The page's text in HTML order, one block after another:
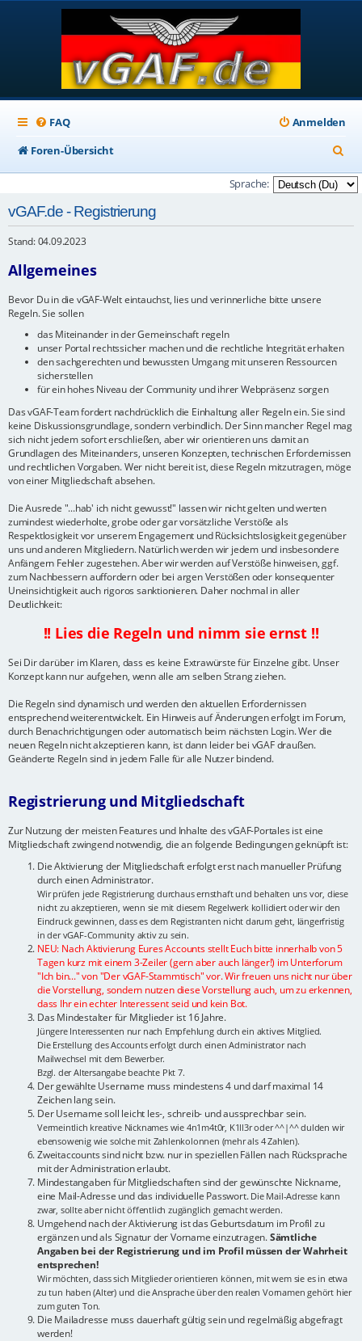
FAQ
Anmelden
Foren-Übersicht
u
c
Sprache:
vGAF.de - Registrierung
Stand: 04.09.2023
Allgemeines
Bevor Du in die vGAF-Welt eintauchst, lies und verinnerliche bitte unsere
Regeln. Sie sollen
das Miteinander in der Gemeinschaft regeln
unser Portal rechtssicher machen und die rechtliche Integrität erhalten
den sachgerechten und bewussten Umgang mit unseren Ressourcen
sicherstellen
für ein hohes Niveau der Community und ihrer Webpräsenz sorgen
Das vGAF-Team fordert nachdrücklich die Einhaltung aller Regeln ein. Sie sind
keine Diskussionsgrundlage, sondern verbindlich. Der Sinn mancher Regel mag
sich nicht jedem sofort erschließen, aber wir orientieren uns damit an
Grundlagen des Miteinanders, unseren Konzepten, technischen Erfordernissen
und rechtlichen Vorgaben. Wer nicht bereit ist, diese Regeln mitzutragen, möge
von einer Mitgliedschaft absehen.
Die Ausrede "...hab' ich nicht gewusst!" lassen wir nicht gelten und werten
zumindest wiederholte, grobe oder gar vorsätzliche Verstöße als
Respektlosigkeit vor unserem Engagement und Rücksichtslosigkeit gegenüber
uns und anderen Mitgliedern. Natürlich werden wir jedem und insbesondere
Anfängern Fehler zugestehen. Aber wir werden auf Verstöße hinweisen, ggf.
zum Nachbessern auffordern oder bei argen Verstößen oder konsequenter
Uneinsichtigkeit auch rigoros sanktionieren. Daher nochmal in aller
Deutlichkeit:
!! Lies die Regeln und nimm sie ernst !!
Sei Dir darüber im Klaren, dass es keine Extrawürste für Einzelne gibt. Unser
Konzept kann nur aufgehen, wenn alle am selben Strang ziehen.
Die Regeln sind dynamisch und werden den aktuellen Erfordernissen
entsprechend weiterentwickelt. Ein Hinweis auf Änderungen erfolgt im Forum,
durch Benachrichtigungen oder automatisch beim nächsten Login. Wer die
neuen Regeln nicht akzeptieren kann, ist dann leider bei vGAF draußen.
Geänderte Regeln sind in jedem Falle für alle Nutzer bindend.
Registrierung und Mitgliedschaft
Zur Nutzung der meisten Features und Inhalte des vGAF-Portales ist eine
Mitgliedschaft zwingend notwendig, die an folgende Bedingungen geknüpft ist:
Die Aktivierung der Mitgliedschaft erfolgt erst nach manueller Prüfung
durch einen Administrator.
Wir prüfen jede Registrierung durchaus ernsthaft und behalten uns vor, diese
nicht zu akzeptieren, wenn sie mit diesem Regelwerk kollidiert oder wir den
Eindruck gewinnen, dass es dem Registranten nicht darum geht, längerfristig
in der vGAF-Community aktiv zu sein.
NEU: Nach Aktivierung Eures Accounts stellt Euch bitte innerhalb von 5
Tagen kurz mit einem 3-Zeiler (gern aber auch länger!) im Unterforum
"Ich bin..." von "Der vGAF-Stammtisch" vor. Wir freuen uns nicht nur über
die Vorstellung, sondern nutzen diese Vorstellung auch, um zu erkennen,
dass Ihr ein echter Interessent seid und kein Bot.
Das Mindestalter für Mitglieder ist 16 Jahre.
Jüngere Interessenten nur nach Empfehlung durch ein aktives Mitglied.
Die Erstellung des Accounts erfolgt durch einen Administrator nach
Mailwechsel mit dem Bewerber.
Bzgl. der Altersangabe beachte Pkt 7.
Der gewählte Username muss mindestens 4 und darf maximal 14
Zeichen lang sein.
Der Username soll leicht les-, schreib- und aussprechbar sein.
Vermeintlich kreative Nicknames wie 4n1m4t0r, K1ll3r oder ^^|^^ dulden wir
ebensowenig wie solche mit Zahlenkolonnen (mehr als 4 Zahlen).
Zweitaccounts sind nicht bzw. nur in speziellen Fällen nach Rücksprache
mit der Administration erlaubt.
Mindestangaben für Mitgliedschaften sind der gewünschte Nickname,
eine Mail-Adresse und das individuelle Passwort. Die Mail-Adresse kann
zwar, sollte aber nicht öffentlich zugänglich gemacht werden.
Umgehend nach der Aktivierung ist das Geburtsdatum im Profil zu
ergänzen und als Signatur der Vorname einzutragen.Sämtliche
Angaben bei der Registrierung und im Profil müssen der Wahrheit
entsprechen!
Wir möchten, dass sich Mitglieder orientieren können, mit wem sie es in etwa
zu tun haben (Alter) und die Ansprache über den realen Vornamen gehört hier
zum guten Ton.
Die Mailadresse muss dauerhaft gültig sein und regelmäßig abgefragt
werden!